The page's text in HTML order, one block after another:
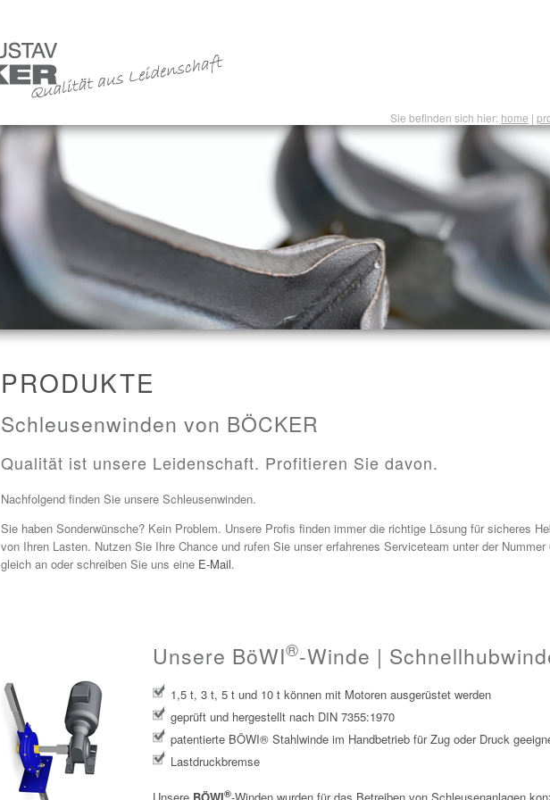
Sie befinden sich hier: home |
PRODUKTE
Schleusenwinden von BÖCKER
Qualität ist unsere Leidenschaft. Profitieren Sie davon.
Nachfolgend finden Sie unsere Schleusenwinden.
Sie haben Sonderwünsche? Kein Problem. Unsere Profis finden immer die richtige Lösung für sicheres
von Ihren Lasten. Nutzen Sie Ihre Chance und rufen Sie unser erfahrenes Serviceteam unter der Nummer
gleich an oder schreiben Sie uns eine E-Mail.
Unsere BöWI®-Winde |
1,5 t, 3 t, 5 t und 10 t können mit Motoren ausgerüstet werden
geprüft und hergestellt nach DIN 7355:1970
patentierte BÖWI® Stahlwinde im Handbetrieb für Zug oder Druck
Lastdruckbremse
®